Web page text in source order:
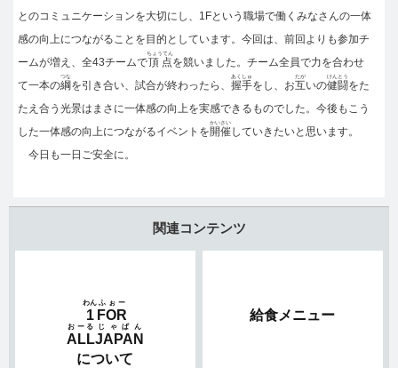
とのコミュニケーションを大切にし、1Fという職場で働くみなさんの一体
感の向上につながることを目的としています。今回は、前回よりも参加チ
ームが増え、全43チームで頂点
ちょうてん
を競いました。チーム全員で力を合わせ
て一本の綱
つな
を引き合い、試合が終わったら、 握手
あくしゅ
をし、お互
たが
いの健闘
けんとう
をた
たえ合う光景はまさに一体感の向上を実感できるものでした。今後もこう
した一体感の向上につながるイベントを開催
かいさい
していきたいと思います。
今日も一日ご安全に。
関連コンテンツ
1
わん
FOR
ふぉー
ALL
おーる
JAPAN
じゃぱん
について
給食メニュー